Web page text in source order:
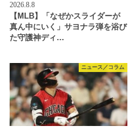
2026.8.8
【MLB】「なぜかスライダーが
真ん中にいく」サヨナラ弾を浴び
た守護神ディ…
ニュース／コラム